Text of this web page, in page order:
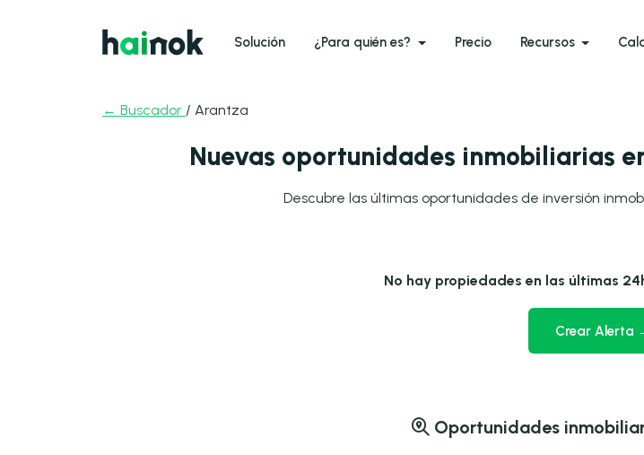
Solución ¿Para quién es? Precio Recursos
← Buscador / Arantza
Nuevas oportunidades inmobiliarias
Descubre las últimas oportunidades de inversión
No hay propiedades en las últimas
Crear Alerta
Oportunidades